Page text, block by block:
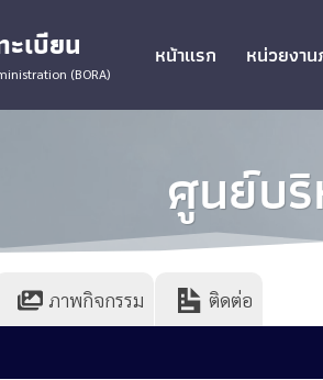
เบียน
(BORA)
หน้าแรก หน่วยงาน
ศูนย์บ
ภาพกิจกรรม ติดต่อ